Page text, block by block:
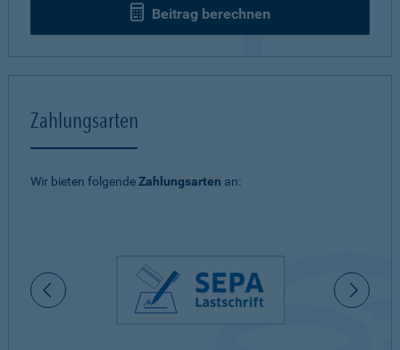
Beitrag berechnen
Zahlungsarten
Wir bieten folgendeZahlungsarten an: